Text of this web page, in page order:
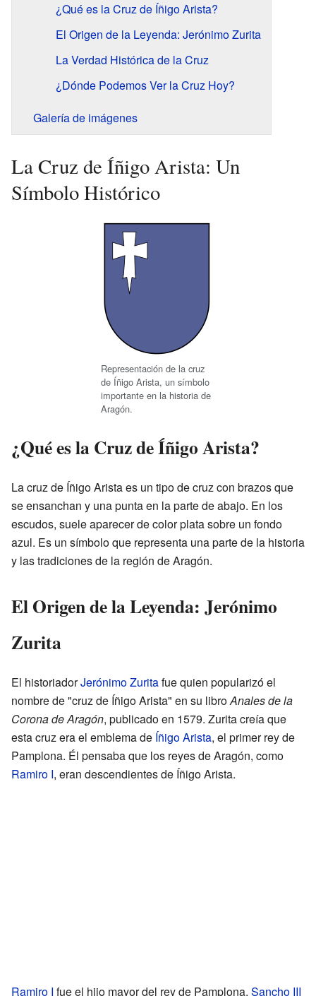
¿Qué es la Cruz de Íñigo Arista?
El Origen de la Leyenda: Jerónimo Zurita
La Verdad Histórica de la Cruz
¿Dónde Podemos Ver la Cruz Hoy?
Galería de imágenes
La Cruz de Íñigo Arista: Un
Símbolo Histórico
Representación de la cruz
de Íñigo Arista, un símbolo
importante en la historia de
Aragón.
¿Qué es la Cruz de Íñigo Arista?
La cruz de Íñigo Arista es un tipo de cruz con brazos que
se ensanchan y una punta en la parte de abajo. En los
escudos, suele aparecer de color plata sobre un fondo
azul. Es un símbolo que representa una parte de la historia
y las tradiciones de la región de Aragón.
El Origen de la Leyenda: Jerónimo
Zurita
El historiadorJerónimo Zuritafue quien popularizó el
nombre de "cruz de Íñigo Arista" en su libroAnales de la
Corona de Aragón, publicado en 1579. Zurita creía que
esta cruz era el emblema de Íñigo Arista, el primer rey de
Pamplona. Él pensaba que los reyes de Aragón, como
Ramiro I, eran descendientes de Íñigo Arista.
Ramiro I fue el hijo mayor del rey de Pamplona, Sancho III